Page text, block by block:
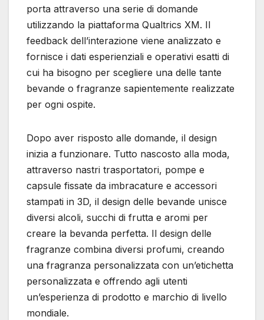
porta attraverso una serie di domande
utilizzando la piattaforma Qualtrics XM. Il
feedback dell’interazione viene analizzato e
fornisce i dati esperienziali e operativi esatti di
cui ha bisogno per scegliere una delle tante
bevande o fragranze sapientemente realizzate
per ogni ospite.
Dopo aver risposto alle domande, il design
inizia a funzionare. Tutto nascosto alla moda,
attraverso nastri trasportatori, pompe e
capsule fissate da imbracature e accessori
stampati in 3D, il design delle bevande unisce
diversi alcoli, succhi di frutta e aromi per
creare la bevanda perfetta. Il design delle
fragranze combina diversi profumi, creando
una fragranza personalizzata con un’etichetta
personalizzata e offrendo agli utenti
un’esperienza di prodotto e marchio di livello
mondiale.